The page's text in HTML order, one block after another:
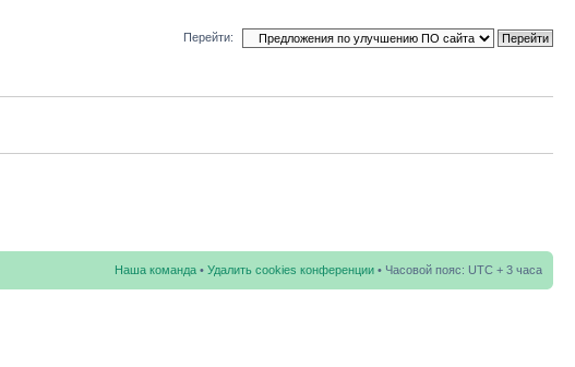
Перейти:
Наша команда • Удалить cookies конференции • Часовой пояс: UTC + 3 часа